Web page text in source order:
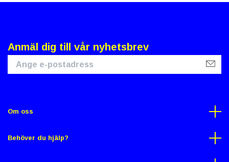
Anmäl dig till vår nyhetsbrev
Om oss
Behöver du hjälp?